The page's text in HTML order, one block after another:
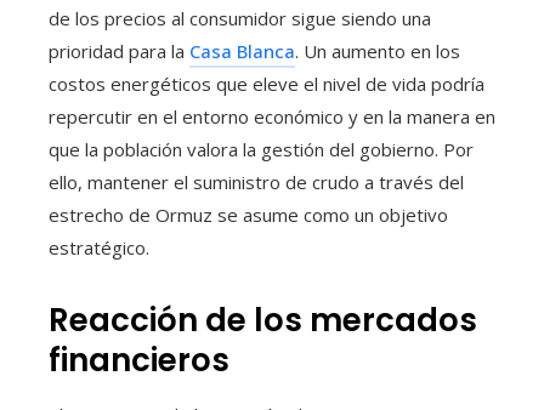
de los precios al consumidor sigue siendo una
prioridad para la Casa Blanca. Un aumento en los
costos energéticos que eleve el nivel de vida podría
repercutir en el entorno económico y en la manera en
que la población valora la gestión del gobierno. Por
ello, mantener el suministro de crudo a través del
estrecho de Ormuz se asume como un objetivo
estratégico.
Reacción de los mercados
financieros